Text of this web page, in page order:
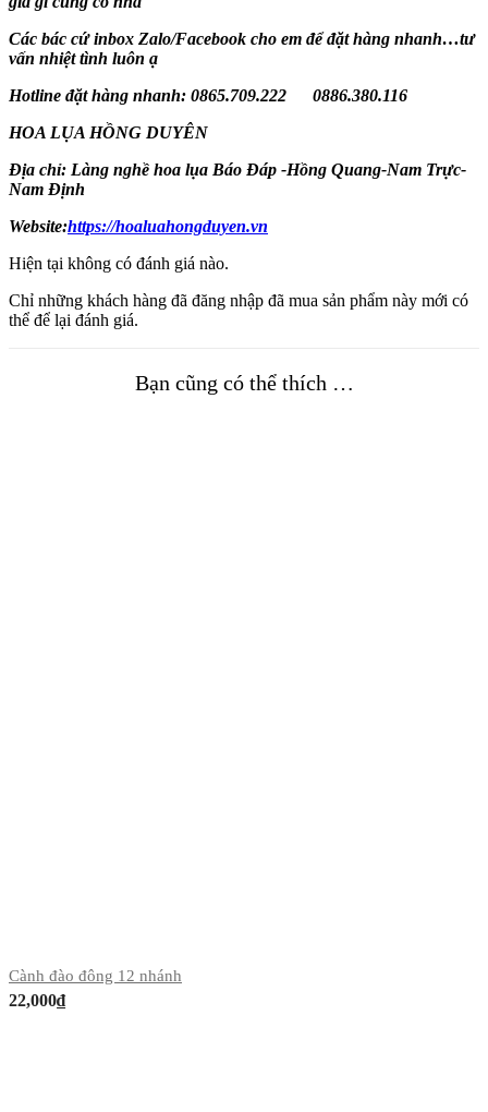
Các bác cứ inbox Zalo/Facebook cho em để đặt hàng nhanh…tư
vấn nhiệt tình luôn ạ
Hotline đặt hàng nhanh: 0865.709.222 0886.380.116
HOA LỤA HỒNG DUYÊN
Địa chỉ: Làng nghề hoa lụa Báo Đáp -Hồng Quang-Nam Trực-
Nam Định
Website:https://hoaluahongduyen.vn
Hiện tại không có đánh giá nào.
Chỉ những khách hàng đã đăng nhập đã mua sản phẩm này mới có
thể để lại đánh giá.
Bạn cũng có thể thích …
Cành đào đông 12 nhánh
22,000₫